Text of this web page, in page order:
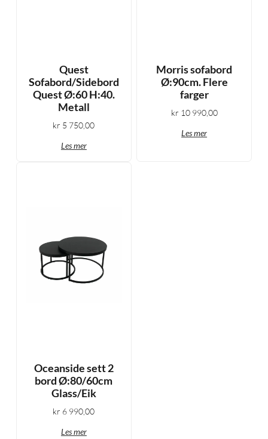
Quest
Sofabord/Sidebord
Quest Ø:60 H:40.
Metall
kr 5 750,00
Les mer
Morris sofabord
Ø:90cm. Flere
farger
kr 10 990,00
Les mer
Oceanside sett 2
bord Ø:80/60cm
Glass/Eik
kr 6 990,00
Les mer